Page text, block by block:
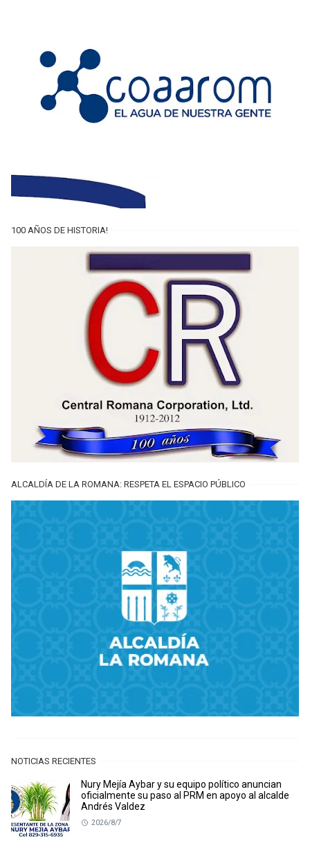
100 AÑOS DE HISTORIA!
ALCALDÍA DE LA ROMANA: RESPETA EL ESPACIO PÚBLICO
NOTICIAS RECIENTES
Nury Mejía Aybar y su equipo político anuncian
oficialmente su paso al PRM en apoyo al alcalde
Andrés Valdez
2026/8/7